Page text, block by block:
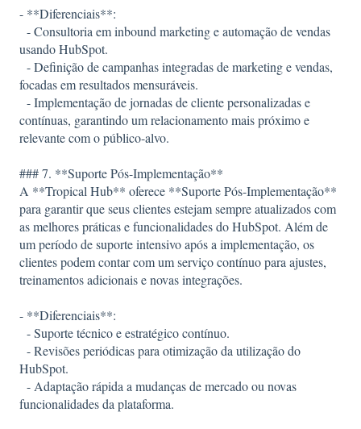
- **Diferenciais**:
- Consultoria em inbound marketing e automação de vendas
usando HubSpot.
- Definição de campanhas integradas de marketing e vendas,
focadas em resultados mensuráveis.
- Implementação de jornadas de cliente personalizadas e
contínuas, garantindo um relacionamento mais próximo e
relevante com o público-alvo.
### 7. **Suporte Pós-Implementação**
A **Tropical Hub** oferece **Suporte Pós-Implementação**
para garantir que seus clientes estejam sempre atualizados com
as melhores práticas e funcionalidades do HubSpot. Além de
um período de suporte intensivo após a implementação, os
clientes podem contar com um serviço contínuo para ajustes,
treinamentos adicionais e novas integrações.
- **Diferenciais**:
- Suporte técnico e estratégico contínuo.
- Revisões periódicas para otimização da utilização do
HubSpot.
- Adaptação rápida a mudanças de mercado ou novas
funcionalidades da plataforma.